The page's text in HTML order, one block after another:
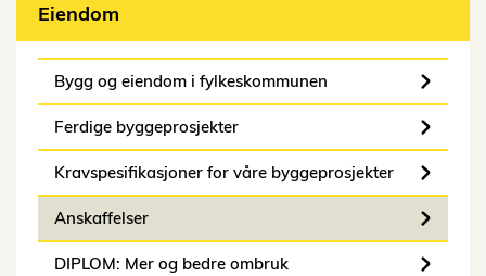
Eiendom
Bygg og eiendom i fylkeskommunen
Ferdige byggeprosjekter
Kravspesifikasjoner for våre byggeprosjekter
Anskaffelser
DIPLOM: Mer og bedre ombruk